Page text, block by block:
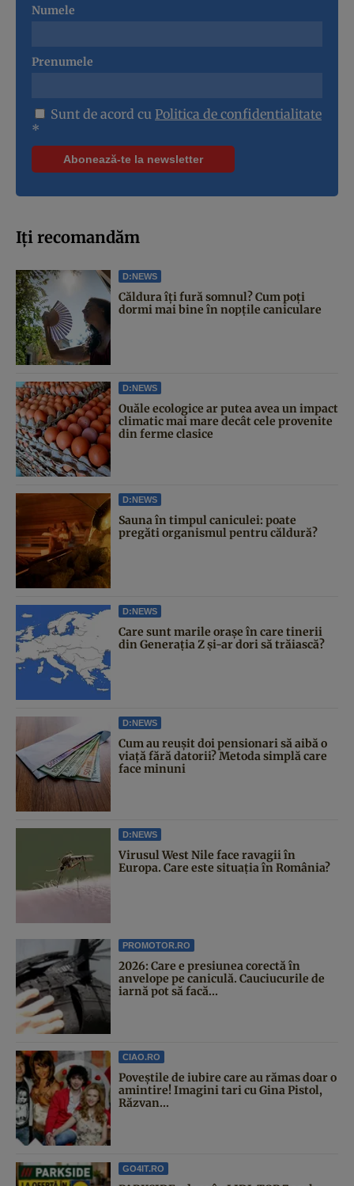
Numele
Prenumele
Sunt de acord cu Politica de confidentialitate
*
Iți recomandăm
D:NEWS
Căldura îți fură somnul? Cum poți
dormi mai bine în nopțile caniculare
D:NEWS
Ouăle ecologice ar putea avea un impact
climatic mai mare decât cele provenite
din ferme clasice
D:NEWS
Sauna în timpul caniculei: poate
pregăti organismul pentru căldură?
D:NEWS
Care sunt marile orașe în care tinerii
din Generația Z și-ar dori să trăiască?
D:NEWS
Cum au reușit doi pensionari să aibă o
viață fără datorii? Metoda simplă care
face minuni
D:NEWS
Virusul West Nile face ravagii în
Europa. Care este situația în România?
PROMOTOR.RO
2026: Care e presiunea corectă în
anvelope pe caniculă. Cauciucurile de
iarnă pot să facă...
CIAO.RO
Poveştile de iubire care au rămas doar o
amintire! Imagini tari cu Gina Pistol,
Răzvan...
GO4IT.RO